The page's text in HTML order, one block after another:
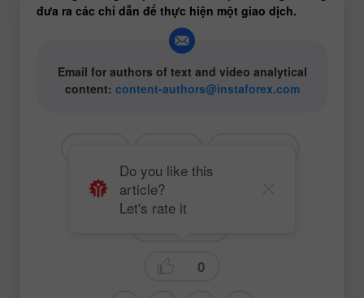
đưa ra các chỉ dẫn để thực hiện một giao dịch.
Email for authors of text and video analytical
content: content-authors@instaforex.com
# COT (Cam kết của Thương nhân)
0
Do you like this
article?
Let's rate it